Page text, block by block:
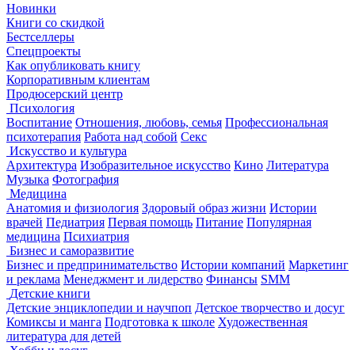
Новинки
Книги со скидкой
Бестселлеры
Спецпроекты
Как опубликовать книгу
Корпоративным клиентам
Продюсерский центр
Психология
Воспитание Отношения, любовь, семья Профессиональная
психотерапия Работа над собой Секс
Искусство и культура
Архитектура Изобразительное искусство Кино Литература
Музыка Фотография
Медицина
Анатомия и физиология Здоровый образ жизни Истории
врачей Педиатрия Первая помощь Питание Популярная
медицина Психиатрия
Бизнес и саморазвитие
Бизнес и предпринимательство Истории компаний Маркетинг
и реклама Менеджмент и лидерство Финансы SMM
Детские книги
Детские энциклопедии и научпоп Детское творчество и досуг
Комиксы и манга Подготовка к школе Художественная
литература для детей